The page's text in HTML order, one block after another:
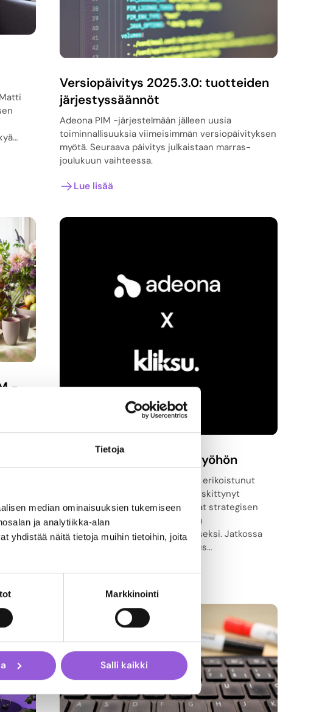
Tietoja
median ominaisuuksien tukemiseen
ja analytiikka-alan
yhdistää näitä tietoja muihin tietoihin, joita
Markkinointi
Salli kaikki
Versiopäivitys 2025.3.0: tuotteiden
järjestyssäännöt
Adeona PIM -järjestelmään jälleen uusia
toiminnallisuuksia viimeisimmän versiopäivityksen
myötä. Seuraava päivitys julkaistaan marras-
joulukuun vaihteessa.
Lue lisää
-
Kliksu ja Adeona yhteistyöhön
Verkkokauppojen rakentamiseen erikoistunut
Kliksu ja tuotetiedonhallintaan keskittynyt
ohjelmistoyritys Adeona aloittavat strategisen
yhteistyön B2B-verkkokauppojen
tuotetiedonhallinnan vahvistamiseksi. Jatkossa
Kliksun asiakkailla on mahdollisuus…
Lue lisää